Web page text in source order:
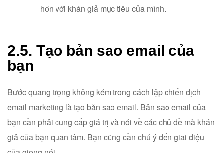
hơn với khán giả mục tiêu của mình.
2.5. Tạo bản sao email của
bạn
Bước quang trọng không kém trong cách lập chiến dịch
email marketing là tạo bản sao email. Bản sao email của
bạn cần phải cung cấp giá trị và nói về các chủ đề mà khán
giả của bạn quan tâm. Bạn cũng cần chú ý đến giai điệu